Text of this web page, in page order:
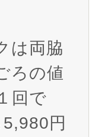
は両脇
ろの値
回で
円